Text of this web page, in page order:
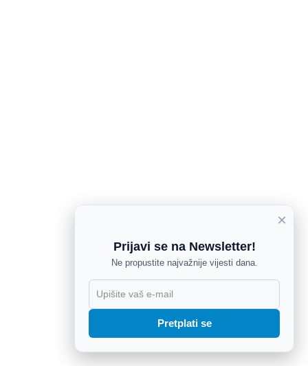
×
Prijavi se na Newsletter!
Ne propustite najvažnije vijesti dana.
Pretplati se